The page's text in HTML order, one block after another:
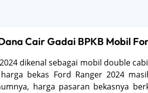
Cair Gadai BPKB Mobil
dikenal sebagai mobil double
bekas Ford Ranger 2024
harga pasaran bekasnya